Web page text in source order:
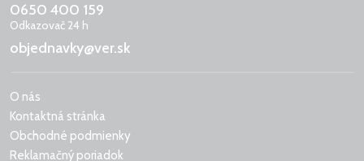
0650 400 159
Odkazovač 24 h
objednavky@ver.sk
O nás
Kontaktná stránka
Obchodné podmienky
Reklamačný poriadok